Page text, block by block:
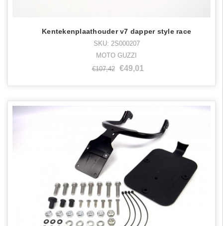
Kentekenplaathouder v7 dapper style race
SKU: 2S000207
MOTO GUZZI
€107,42
€49,01